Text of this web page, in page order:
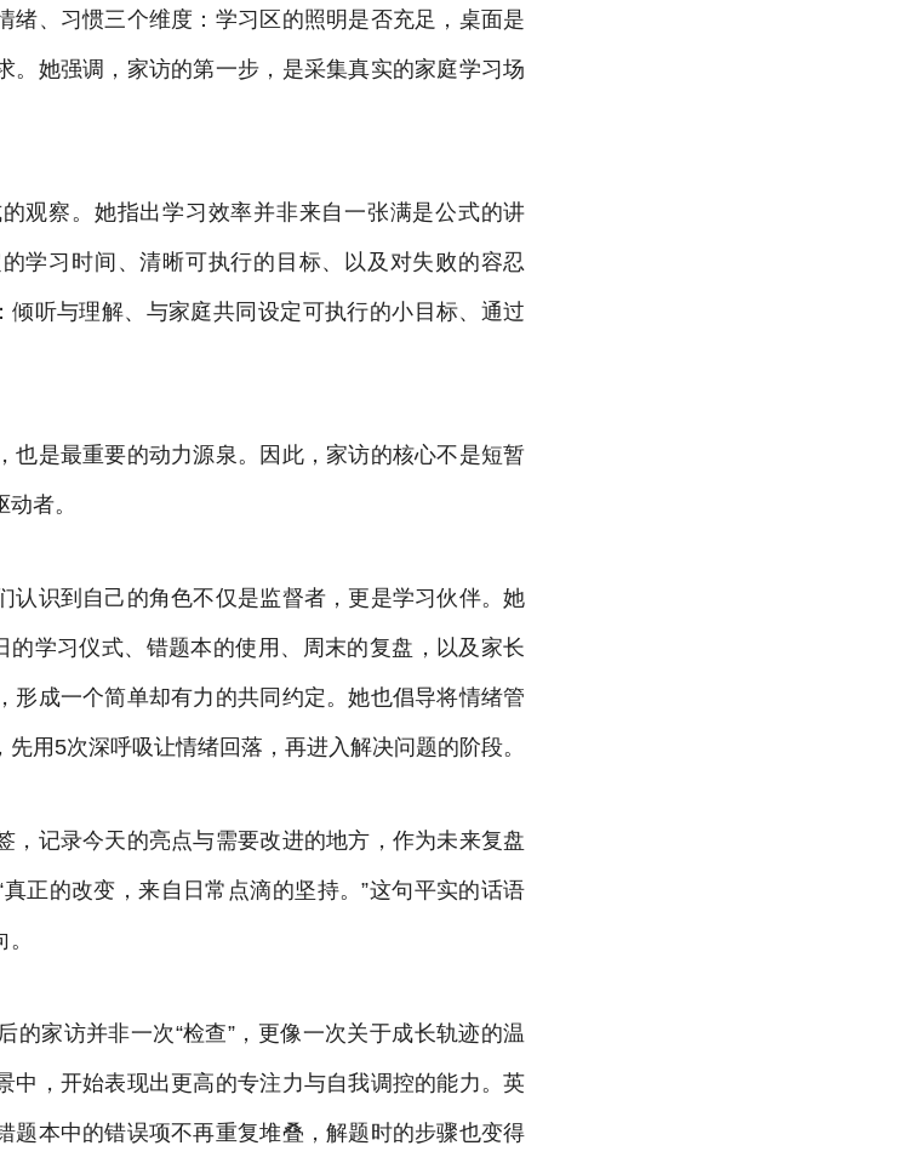
绪、习惯三个维度：学习区的照明是否充足，桌面是
。她强调，家访的第一步，是采集真实的家庭学习场
观察。她指出学习效率并非来自一张满是公式的讲
学习时间、清晰可执行的目标、以及对失败的容忍
倾听与理解、与家庭共同设定可执行的小目标、通过
也是最重要的动力源泉。因此，家访的核心不是短暂
者。
认识到自己的角色不仅是监督者，更是学习伙伴。她
的学习仪式、错题本的使用、周末的复盘，以及家长
形成一个简单却有力的共同约定。她也倡导将情绪管
用5次深呼吸让情绪回落，再进入解决问题的阶段。
，记录今天的亮点与需要改进的地方，作为未来复盘
正的改变，来自日常点滴的坚持。”这句平实的话语
的家访并非一次“检查”，更像一次关于成长轨迹的温
中，开始表现出更高的专注力与自我调控的能力。英
题本中的错误项不再重复堆叠，解题时的步骤也变得